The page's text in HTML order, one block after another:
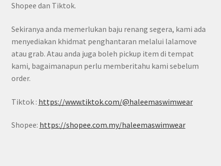
Shopee dan Tiktok.
Sekiranya anda memerlukan baju renang segera, kami ada
menyediakan khidmat penghantaran melalui lalamove
atau grab. Atau anda juga boleh pickup item di tempat
kami, bagaimanapun perlu memberitahu kami sebelum
order.
Tiktok : https://www.tiktok.com/@haleemaswimwear
Shopee: https://shopee.com.my/haleemaswimwear